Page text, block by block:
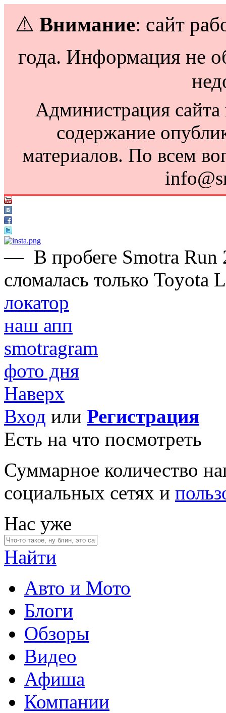
⚠️ Внимание: сайт
года. Информация не
Администрация сайта
содержание
материалов. По всем
— В пробеге Smotra Run
сломалась только Toyota
локатор
наш апп
smotragram
фото дня
Наверх
Вход или Регистрация
Есть на что посмотреть
Суммарное количество
социальных сетях и
Нас уже
Найти
Авто и Мото
Блоги
Обзоры
Видео
Афиша
Компании